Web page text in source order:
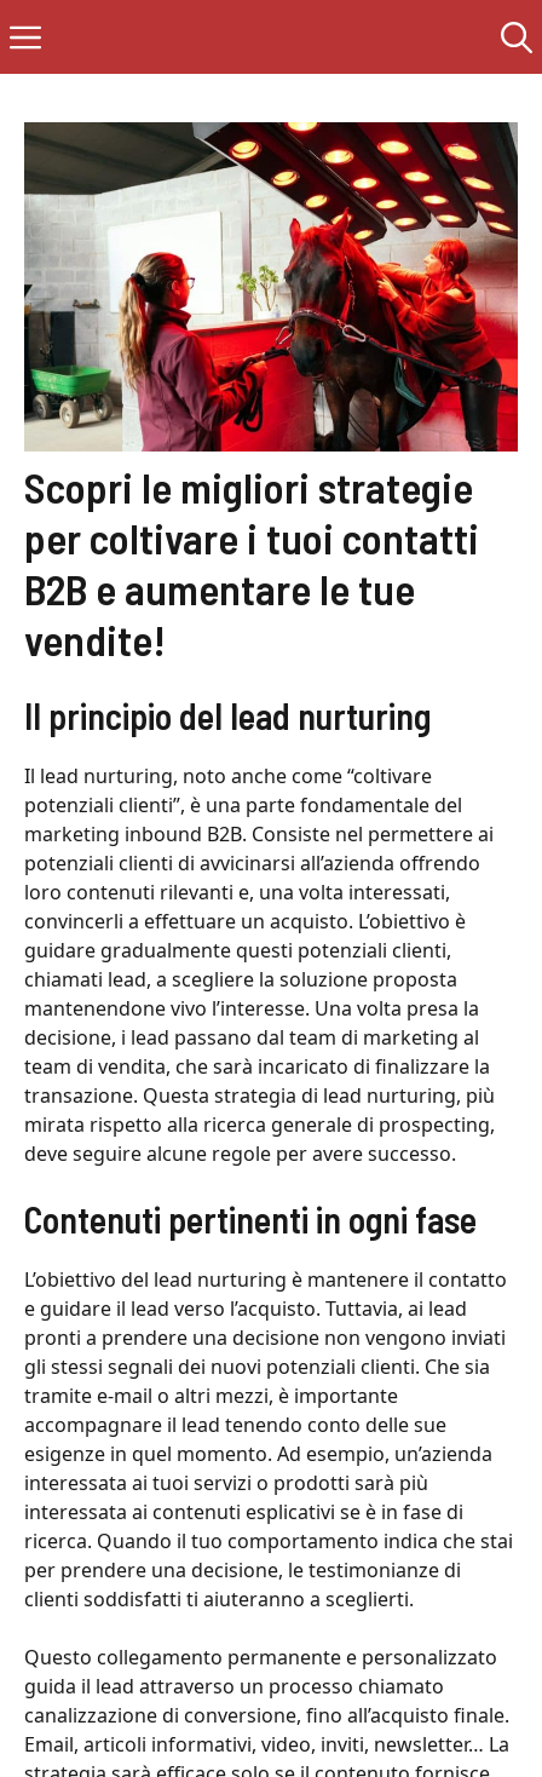
al
contenido
Menú
Scopri le migliori strategie
per coltivare i tuoi contatti
B2B e aumentare le tue
vendite!
Il principio del lead nurturing
Il lead nurturing, noto anche come “coltivare
potenziali clienti”, è una parte fondamentale del
marketing inbound B2B. Consiste nel permettere ai
potenziali clienti di avvicinarsi all’azienda offrendo
loro contenuti rilevanti e, una volta interessati,
convincerli a effettuare un acquisto. L’obiettivo è
guidare gradualmente questi potenziali clienti,
chiamati lead, a scegliere la soluzione proposta
mantenendone vivo l’interesse. Una volta presa la
decisione, i lead passano dal team di marketing al
team di vendita, che sarà incaricato di finalizzare la
transazione. Questa strategia di lead nurturing, più
mirata rispetto alla ricerca generale di prospecting,
deve seguire alcune regole per avere successo.
Contenuti pertinenti in ogni fase
L’obiettivo del lead nurturing è mantenere il contatto
e guidare il lead verso l’acquisto. Tuttavia, ai lead
pronti a prendere una decisione non vengono inviati
gli stessi segnali dei nuovi potenziali clienti. Che sia
tramite e-mail o altri mezzi, è importante
accompagnare il lead tenendo conto delle sue
esigenze in quel momento. Ad esempio, un’azienda
interessata ai tuoi servizi o prodotti sarà più
interessata ai contenuti esplicativi se è in fase di
ricerca. Quando il tuo comportamento indica che stai
per prendere una decisione, le testimonianze di
clienti soddisfatti ti aiuteranno a sceglierti.
Questo collegamento permanente e personalizzato
guida il lead attraverso un processo chiamato
canalizzazione di conversione, fino all’acquisto finale.
Email, articoli informativi, video, inviti, newsletter… La